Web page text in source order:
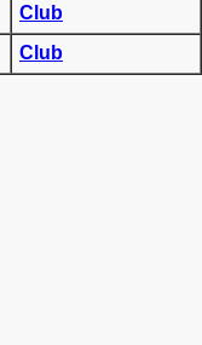
Club
Club